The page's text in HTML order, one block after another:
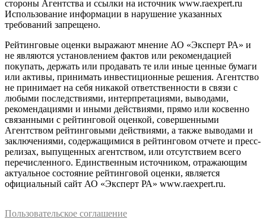
стороны Агентства и ссылки на источник www.raexpert.ru
Использование информации в нарушение указанных
требований запрещено.
Рейтинговые оценки выражают мнение АО «Эксперт РА» и
не являются установлением фактов или рекомендацией
покупать, держать или продавать те или иные ценные бумаги
или активы, принимать инвестиционные решения. Агентство
не принимает на себя никакой ответственности в связи с
любыми последствиями, интерпретациями, выводами,
рекомендациями и иными действиями, прямо или косвенно
связанными с рейтинговой оценкой, совершенными
Агентством рейтинговыми действиями, а также выводами и
заключениями, содержащимися в рейтинговом отчете и пресс-
релизах, выпущенных агентством, или отсутствием всего
перечисленного. Единственным источником, отражающим
актуальное состояние рейтинговой оценки, является
официальный сайт АО «Эксперт РА» www.raexpert.ru.
Пользовательское соглашение